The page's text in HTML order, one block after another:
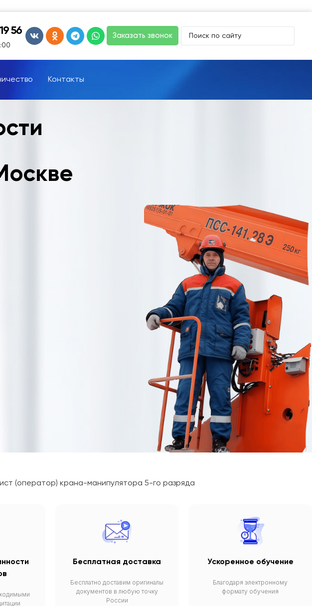
56 Заказать звонок
Контакты
(оператор) крана-манипулятора 5-го разряда
Бесплатная доставка
Бесплатно доставим оригиналы
документов в любую точку
России
Ускоренное обучение
Благодаря электронному
формату обучения